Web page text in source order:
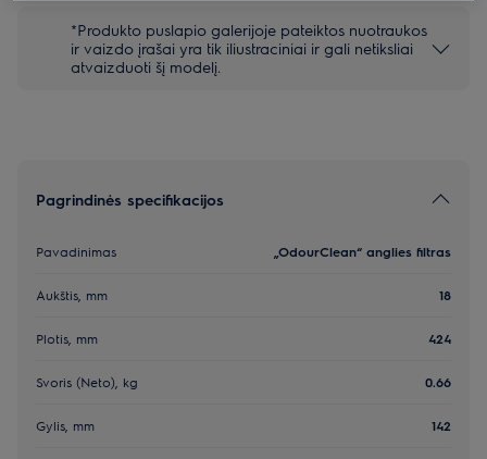
*Produkto puslapio galerijoje pateiktos nuotraukos
ir vaizdo įrašai yra tik iliustraciniai ir gali netiksliai
atvaizduoti šį modelį.
Pagrindinės specifikacijos
Pavadinimas „OdourClean“ anglies filtras
Aukštis, mm 18
Plotis, mm 424
Svoris (Neto), kg 0.66
Gylis, mm 142